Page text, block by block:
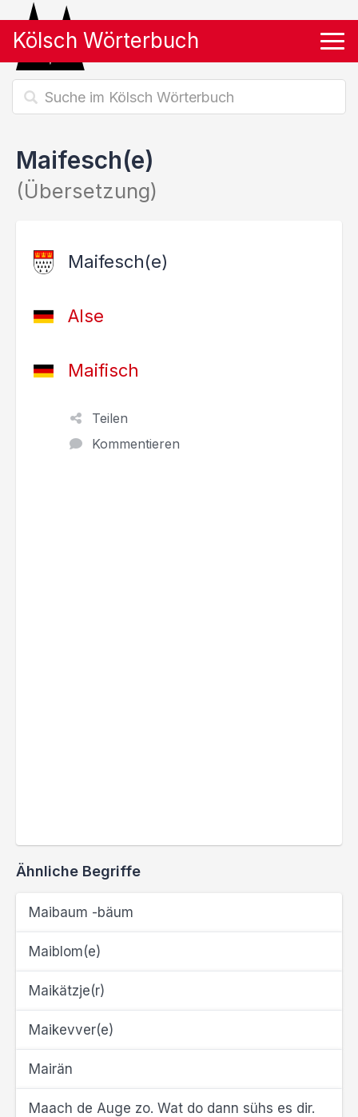
Kölsch Wörterbuch
Maifesch(e)
(Übersetzung)
Maifesch(e)
Alse
Maifisch
Teilen
Kommentieren
Ähnliche Begriffe
Maibaum -bäum
Maiblom(e)
Maikätzje(r)
Maikevver(e)
Mairän
Maach de Auge zo. Wat do dann sühs es dir.